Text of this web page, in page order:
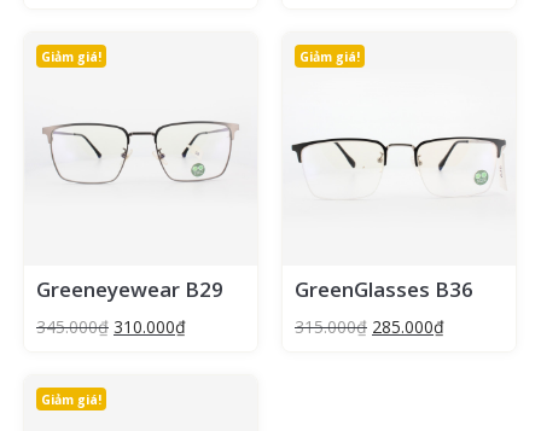
Giảm giá!
Greeneyewear B29
345.000₫ 310.000₫
Giảm giá!
GreenGlasses B36
315.000₫ 285.000₫
Giảm giá!